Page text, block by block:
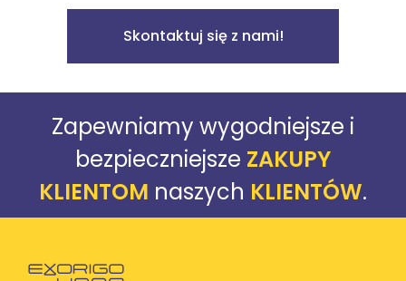
Skontaktuj się z nami!
Zapewniamy wygodniejsze i
bezpieczniejsze ZAKUPY
KLIENTOM naszych KLIENTÓW.